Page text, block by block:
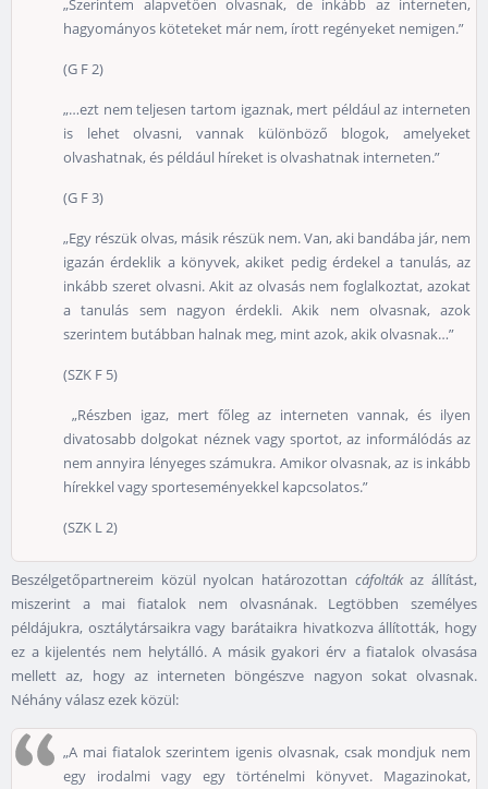
„Szerintem alapvetően olvasnak, de inkább az interneten,
hagyományos köteteket már nem, írott regényeket nemigen.”
(G F 2)
„…ezt nem teljesen tartom igaznak, mert például az interneten
is lehet olvasni, vannak különböző blogok, amelyeket
olvashatnak, és például híreket is olvashatnak interneten.”
(G F 3)
„Egy részük olvas, másik részük nem. Van, aki bandába jár, nem
igazán érdeklik a könyvek, akiket pedig érdekel a tanulás, az
inkább szeret olvasni. Akit az olvasás nem foglalkoztat, azokat
a tanulás sem nagyon érdekli. Akik nem olvasnak, azok
szerintem butábban halnak meg, mint azok, akik olvasnak…”
(SZK F 5)
„Részben igaz, mert főleg az interneten vannak, és ilyen
divatosabb dolgokat néznek vagy sportot, az informálódás az
nem annyira lényeges számukra. Amikor olvasnak, az is inkább
hírekkel vagy sporteseményekkel kapcsolatos.”
(SZK L 2)
Beszélgetőpartnereim közül nyolcan határozottan cáfoltákaz állítást,
miszerint a mai fiatalok nem olvasnának. Legtöbben személyes
példájukra, osztálytársaikra vagy barátaikra hivatkozva állították, hogy
ez a kijelentés nem helytálló. A másik gyakori érv a fiatalok olvasása
mellett az, hogy az interneten böngészve nagyon sokat olvasnak.
Néhány válasz ezek közül:
„A mai fiatalok szerintem igenis olvasnak, csak mondjuk nem
egy irodalmi vagy egy történelmi könyvet. Magazinokat,